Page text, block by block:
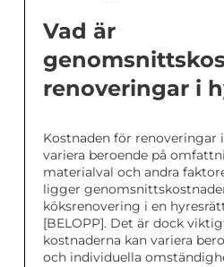
Vad är
renoveringar i
Kostnaden för renoveringar
variera beroende på
materialval och andra
ligger
köksrenovering i en
[BELOPP]. Det är dock
kostnaderna kan variera
och individuella